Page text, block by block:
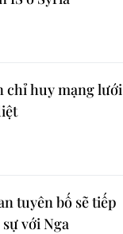
chỉ huy mạng lưới
tuyên bố sẽ tiếp
với Nga